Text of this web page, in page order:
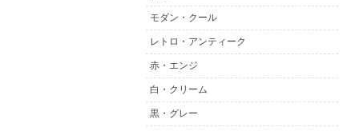
モダン・クール
レトロ・アンティーク
赤・エンジ
白・クリーム
黒・グレー